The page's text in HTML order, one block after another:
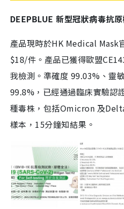
DEEPBLUE 新型冠狀病毒抗
產品現時於HK Medical Mask
$18/件。產品已獲得歐盟
我檢測。準確度 99.03%、靈
99.8%，已經通過臨床實驗認
種毒株，包括Omicron 及
樣本，15分鐘知結果。